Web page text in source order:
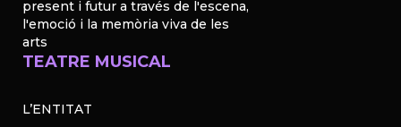
present i futur a través de l'escena,
l'emoció i la memòria viva de les
arts
TEATRE MUSICAL
L’ENTITAT